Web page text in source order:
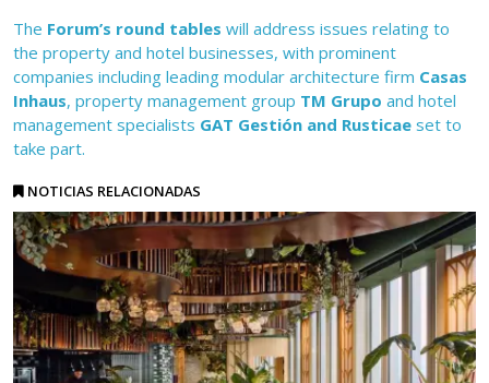
The Forum’s round tables will address issues relating to
the property and hotel businesses, with prominent
companies including leading modular architecture firm Casas
Inhaus, property management group TM Grupo and hotel
management specialists GAT Gestión and Rusticae set to
take part.
NOTICIAS RELACIONADAS